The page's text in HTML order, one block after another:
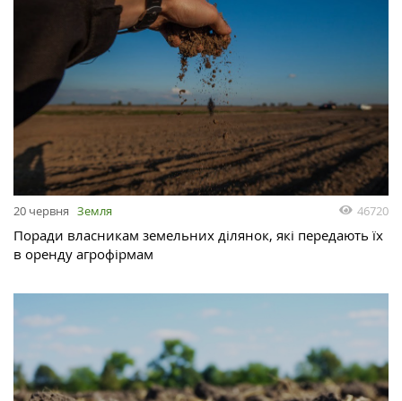
20 червня Земля 46720
Поради власникам земельних ділянок, які передають їх
в оренду агрофірмам